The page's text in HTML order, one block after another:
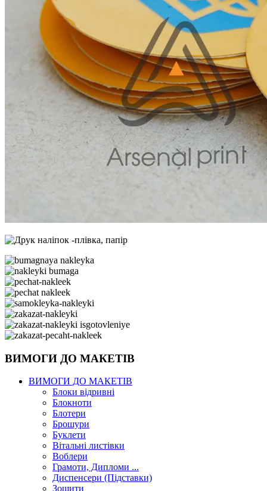
ВИМОГИ ДО МАКЕТІВ
ВИМОГИ ДО МАКЕТІВ
Блоки відривні
Блокноти
Блотери
Брошури
Буклети
Вітальні листівки
Воблери
Грамоти, Дипломи ...
Диспенсери (Підставки)
Зошити